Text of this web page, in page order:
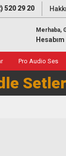
520 29 20
Merhaba,
Hesabım
Pro Audio Ses
Setler